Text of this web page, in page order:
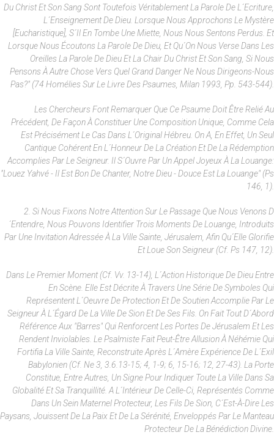
Du Christ Et Son Sang Sont Toutefois Véritablement La Parole De L´Ecriture,
L´enseignement De Dieu. Lorsque Nous Approchons Le Mystère
[eucharistique], S´il En Tombe Une Miette, Nous Nous Sentons Perdus. Et
Lorsque Nous Écoutons La Parole De Dieu, Et Qu´on Nous Verse Dans Les
Oreilles La Parole De Dieu Et La Chair Du Christ Et Son Sang, Si Nous
Pensons À Autre Chose Vers Quel Grand Danger Ne Nous Dirigeons-Nous
Pas?" (74 Homélies Sur Le Livre Des Psaumes, Milan 1993, Pp. 543-544).
Les Chercheurs Font Remarquer Que Ce Psaume Doit Être Relié Au
Précédent, De Façon À Constituer Une Composition Unique, Comme Cela
Est Précisément Le Cas Dans L´original Hébreu. On A, En Effet, Un Seul
Cantique Cohérent En L´honneur De La Création Et De La Rédemption
Accomplies Par Le Seigneur. Il S´ouvre Par Un Appel Joyeux À La Louange:
"Louez Yahvé - Il Est Bon De Chanter, Notre Dieu - Douce Est La Louange" (Ps
146, 1).
2. Si Nous Fixons Notre Attention Sur Le Passage Que Nous Venons D
´entendre, Nous Pouvons Identifier Trois Moments De Louange, Introduits
Par Une Invitation Adressée À La Ville Sainte, Jérusalem, Afin Qu´elle Glorifie
Et Loue Son Seigneur (cf. Ps 147, 12).
Dans Le Premier Moment (cf. Vv. 13-14), L´action Historique De Dieu Entre
En Scène. Elle Est Décrite À Travers Une Série De Symboles Qui
Représentent L´oeuvre De Protection Et De Soutien Accomplie Par Le
Seigneur À L´égard De La Ville De Sion Et De Ses Fils. On Fait Tout D´abord
Référence Aux "barres" Qui Renforcent Les Portes De Jérusalem Et Les
Rendent Inviolables. Le Psalmiste Fait Peut-Être Allusion À Néhémie Qui
Fortifia La Ville Sainte, Reconstruite Après L´amère Expérience De L´exil
Babylonien (cf. Ne 3, 3.6.13-15; 4, 1-9; 6, 15-16; 12, 27-43). La Porte
Constitue, Entre Autres, Un Signe Pour Indiquer Toute La Ville Dans Sa
Globalité Et Sa Tranquillité. A L´intérieur De Celle-Ci, Représentés Comme
Dans Un Sein Maternel Protecteur, Les Fils De Sion, C´est-À-Dire Les
Paysans, Jouissent De La Paix Et De La Sérénité, Enveloppés Par Le Manteau
Protecteur De La Bénédiction Divine.